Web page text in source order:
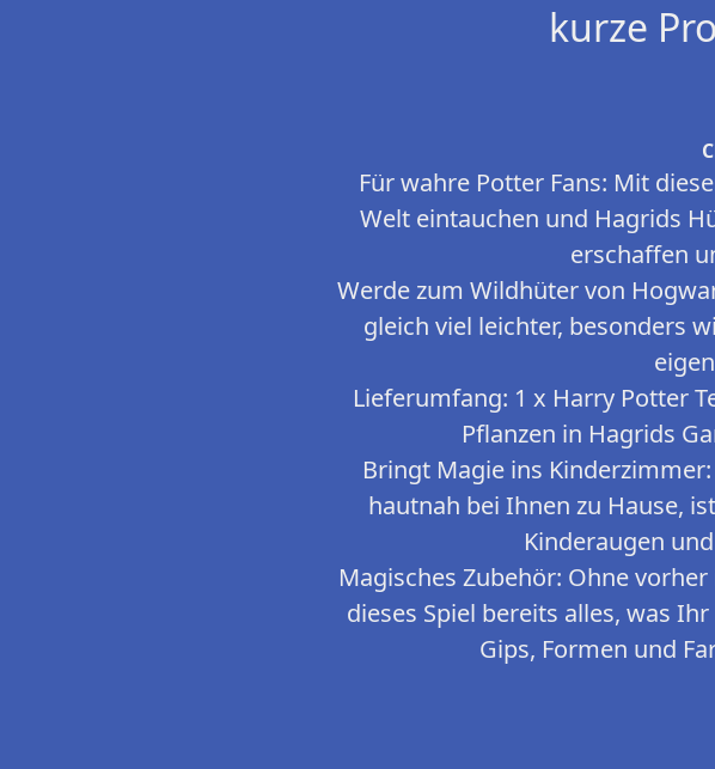
kurze
Für wahre Potter Fans: Mit
Welt eintauchen und Hagrids
erschaffen
Werde zum Wildhüter von
gleich viel leichter, besonders
Lieferumfang: 1 x Harry Potter
Pflanzen in Hagrids
Bringt Magie ins
hautnah bei Ihnen zu Hause,
Kinderaugen
Magisches Zubehör: Ohne
dieses Spiel bereits alles, was
Gips, Formen und